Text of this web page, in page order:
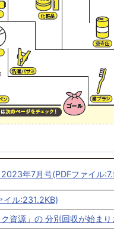
年7月号(PDFファイル
イル:231.2KB)
ク資源」の 分別回収が始ま